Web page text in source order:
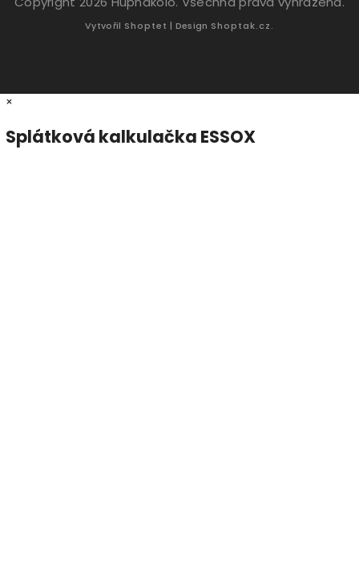
Vytvořil Shoptet | Design Shoptak.cz.
×
Splátková kalkulačka ESSOX